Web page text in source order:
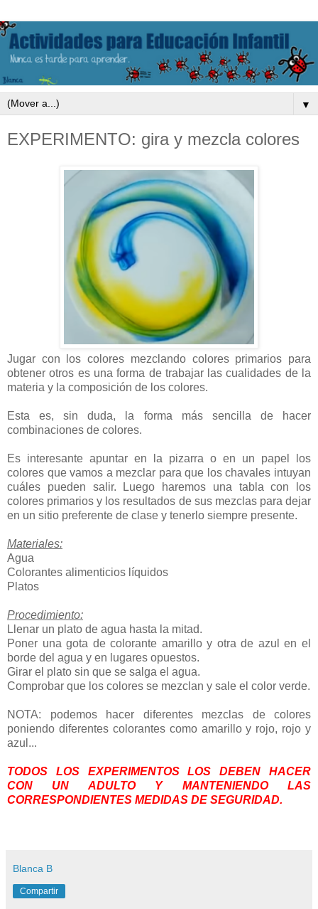
▼
EXPERIMENTO: gira y mezcla colores
Jugar con los colores mezclando colores primarios para
obtener otros es una forma de trabajar las cualidades de la
materia y la composición de los colores.
Esta es, sin duda, la forma más sencilla de hacer
combinaciones de colores.
Es interesante apuntar en la pizarra o en un papel los
colores que vamos a mezclar para que los chavales intuyan
cuáles pueden salir. Luego haremos una tabla con los
colores primarios y los resultados de sus mezclas para dejar
en un sitio preferente de clase y tenerlo siempre presente.
Materiales:
Agua
Colorantes alimenticios líquidos
Platos
Procedimiento:
Llenar un plato de agua hasta la mitad.
Poner una gota de colorante amarillo y otra de azul en el
borde del agua y en lugares opuestos.
Girar el plato sin que se salga el agua.
Comprobar que los colores se mezclan y sale el color verde.
NOTA: podemos hacer diferentes mezclas de colores
poniendo diferentes colorantes como amarillo y rojo, rojo y
azul...
TODOS LOS EXPERIMENTOS LOS DEBEN HACER
CON UN ADULTO Y MANTENIENDO LAS
CORRESPONDIENTES MEDIDAS DE SEGURIDAD.
Blanca B
Compartir